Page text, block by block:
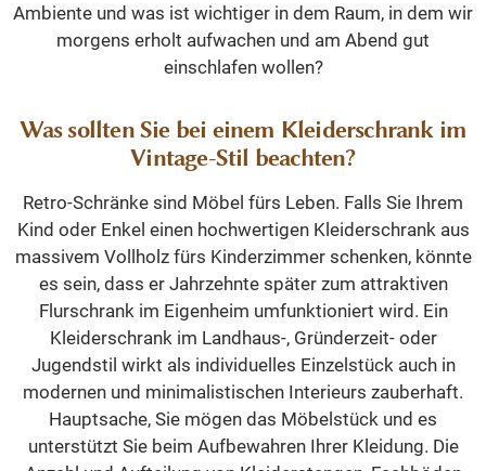
Ambiente und was ist wichtiger in dem Raum, in dem wir
morgens erholt aufwachen und am Abend gut
einschlafen wollen?
Was sollten Sie bei einem Kleiderschrank im
Vintage-Stil beachten?
Retro-Schränke sind Möbel fürs Leben. Falls Sie Ihrem
Kind oder Enkel einen hochwertigen Kleiderschrank aus
massivem Vollholz fürs Kinderzimmer schenken, könnte
es sein, dass er Jahrzehnte später zum attraktiven
Flurschrank im Eigenheim umfunktioniert wird. Ein
Kleiderschrank im Landhaus-, Gründerzeit- oder
Jugendstil wirkt als individuelles Einzelstück auch in
modernen und minimalistischen Interieurs zauberhaft.
Hauptsache, Sie mögen das Möbelstück und es
unterstützt Sie beim Aufbewahren Ihrer Kleidung. Die